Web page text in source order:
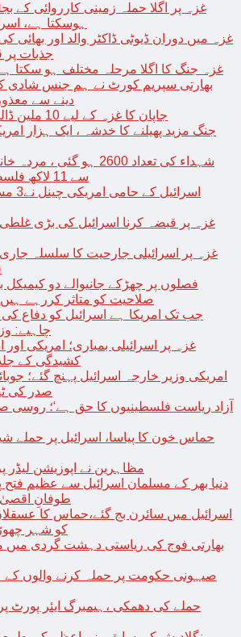
غزہ پر اگلا حملہ زمینی کارروائی کے
ہوسکتا ہے،
غزہ میں دوران ڈیوٹی ڈاکٹر والد اور بھائی
جذبات پر
غزہ جنگ کا اگلا مرحلہ مختلف ہو سکتا
بھارتی سپریم کورٹ نے ہم جنس شادی
دینے سے
جاپان کا غزہ کے لیے 10 ملین ڈالر امداد کا اعلان
جنگ مزید پھیلنے کا خدشہ ، ایک ہزار
شہداء کی تعداد 2600 ہو گئی
سے 11 لاکھ فلسطینیوں کا انخلاء
غزہ پر قبضہ کرنا اسرائیل کی بڑی
فصلوں پر چھڑکے جانیوالے دو
صلاحیت کو متاثر کررہے
جب تک امریکا ہے اسرائیل کو دفاع
چاہیے:
غزہ پر اسرائیلی بمباری؛ امریکی اور
کشیدگی کے جلد
امریکی وزیر خارجہ اسرائیل پہنچ گئے؛
صدر کی
حماس خون کا پیاسا، اسرائیل پر حملے
مظاہرین نے اپوزیشن لیڈر
دنیا بھر کے مسلمان اسرائیل سے عظیم فتح
طوفانِ
اسرائیل میں سائرن بج گئے،حماس کا
کو شہر
حملے کی دھمکی ،ہیمبرگ ایئر پورٹ